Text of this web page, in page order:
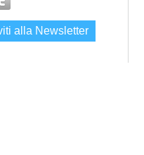
alla Newsletter